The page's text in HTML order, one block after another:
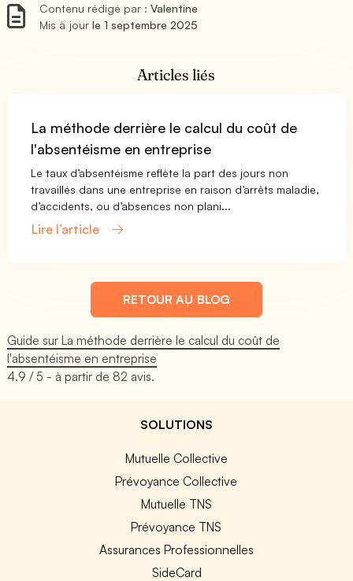
Contenu rédigé par :Valentine
Mis à jour le 1 septembre 2025
Articles liés
La méthode derrière le calcul du coût de
l'absentéisme en entreprise
Le taux d’absentéisme reflète la part des jours non
travaillés dans une entreprise en raison d’arrêts maladie,
d’accidents, ou d’absences non plani...
Lire l’article
RETOUR AU BLOG
Guide sur La méthode derrière le calcul du coût de
l'absentéisme en entreprise
4.9 / 5 - à partir de 82 avis.
SOLUTIONS
Mutuelle Collective
Prévoyance Collective
Mutuelle TNS
Prévoyance TNS
Assurances Professionnelles
SideCard